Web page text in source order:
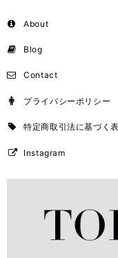
About
Blog
Contact
プライバシーポリシー
特定商取引法に基づく
Instagram